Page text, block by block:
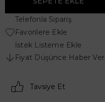
Telefonla Sipariş
Favorilere Ekle
İstek Listeme Ekle
Fiyat Düşünce Haber Ver
Tavsiye Et